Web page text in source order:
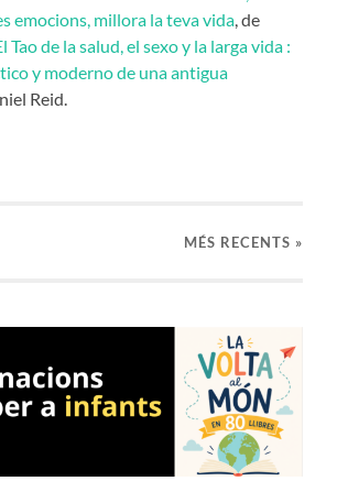
emocions, millora la teva vida, de
Tao de la salud, el sexo y la larga vida :
y moderno de una antigua
Reid.
MÉS RECENTS »